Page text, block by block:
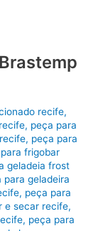
recife,
, peça para
, peça para
frigobar
geladeia frost
para geladeira
, peça para
e secar recife,
, peça para